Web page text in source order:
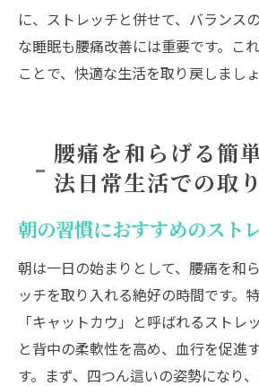
に、ストレッチと併せて、バランス
な睡眠も腰痛改善には重要です。こ
ことで、快適な生活を取り戻しましょ
腰痛を和らげる簡
法日常生活での取
朝の習慣におすすめのスト
朝は一日の始まりとして、腰痛を和
ッチを取り入れる絶好の時間です。
「キャットカウ」と呼ばれるストレ
と背中の柔軟性を高め、血行を促進
す。まず、四つん這いの姿勢になり